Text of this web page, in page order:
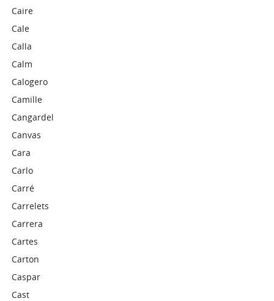
Caire
Cale
Calla
Calm
Calogero
Camille
Cangardel
Canvas
Cara
Carlo
Carré
Carrelets
Carrera
Cartes
Carton
Caspar
Cast